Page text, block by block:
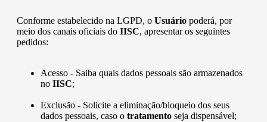
Conforme estabelecido na LGPD, o Usuário poderá, por
meio dos canais oficiais do IISC, apresentar os seguintes
pedidos:
Acesso - Saiba quais dados pessoais são armazenados
no IISC;
Exclusão - Solicite a eliminação/bloqueio dos seus
dados pessoais, caso o tratamento seja dispensável;